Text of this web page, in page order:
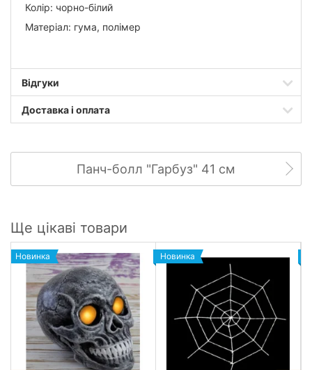
Колір: чорно-білий
Матеріал: гума, полімер
Відгуки
Доставка і оплата
Панч-болл "Гарбуз" 41 см
Ще цікаві товари
Новинка Новинка